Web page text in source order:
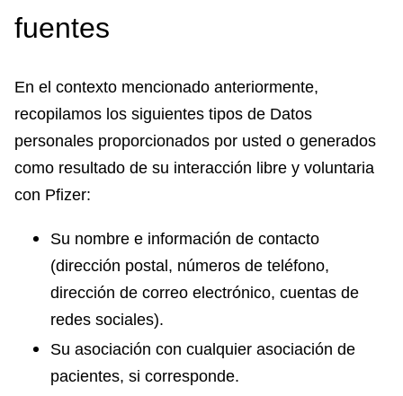
fuentes
En el contexto mencionado anteriormente,
recopilamos los siguientes tipos de Datos
personales proporcionados por usted o generados
como resultado de su interacción libre y voluntaria
con Pfizer:
Su nombre e información de contacto
(dirección postal, números de teléfono,
dirección de correo electrónico, cuentas de
redes sociales).
Su asociación con cualquier asociación de
pacientes, si corresponde.